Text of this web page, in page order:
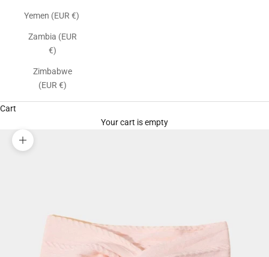
Yemen (EUR €)
Zambia (EUR
€)
Zimbabwe
(EUR €)
Cart
Your cart is empty
Zoom picture